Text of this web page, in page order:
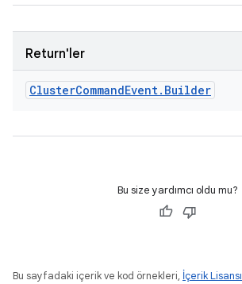
Return'ler
ClusterCommandEvent. Builder
Bu size yardımcı oldu mu?
Bu sayfadaki içerik ve kod örnekleri, İçerik Lisansı